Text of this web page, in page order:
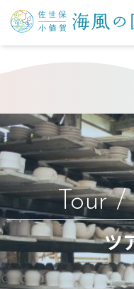
Tour /
ツ